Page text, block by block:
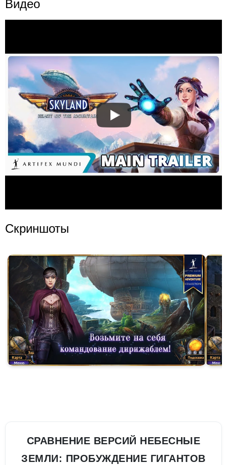
Видео
Скриншоты
СРАВНЕНИЕ ВЕРСИЙ НЕБЕСНЫЕ
ЗЕМЛИ: ПРОБУЖДЕНИЕ ГИГАНТОВ